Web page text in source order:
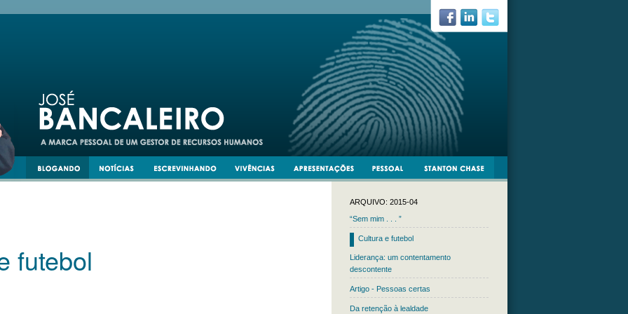
futebol
ARQUIVO: 2015-04
“Sem mim . . . ”
Cultura e futebol
Liderança: um contentamento
descontente
Artigo - Pessoas certas
Da retenção à lealdade